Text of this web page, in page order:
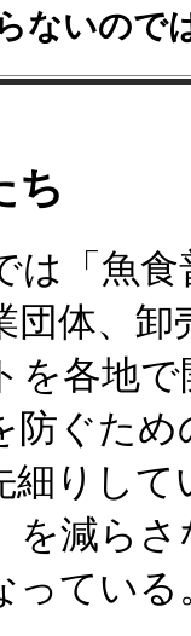
ないので
ち
は「魚
団体、卸
を各地
防ぐた
細りし
を減ら
っている